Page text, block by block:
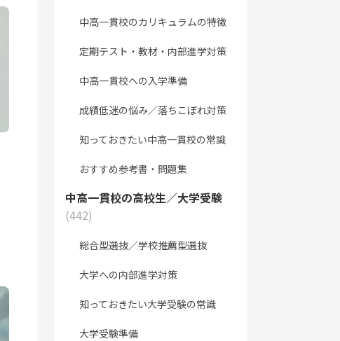
中高一貫校のカリキュラムの特徴
定期テスト・教材・内部進学対策
中高一貫校への入学準備
成績低迷の悩み／落ちこぼれ対策
知っておきたい中高一貫校の常識
おすすめ参考書・問題集
中高一貫校の高校生／大学受験
(442)
総合型選抜／学校推薦型選抜
大学への内部進学対策
知っておきたい大学受験の常識
大学受験準備